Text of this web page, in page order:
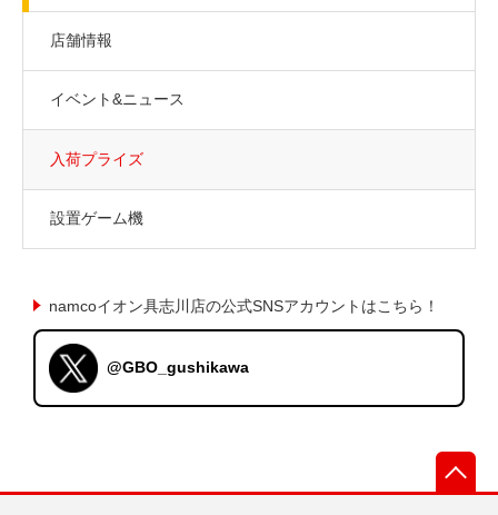
店舗情報
イベント&ニュース
入荷プライズ
設置ゲーム機
namcoイオン具志川店の公式SNSアカウントはこちら！
@GBO_gushikawa